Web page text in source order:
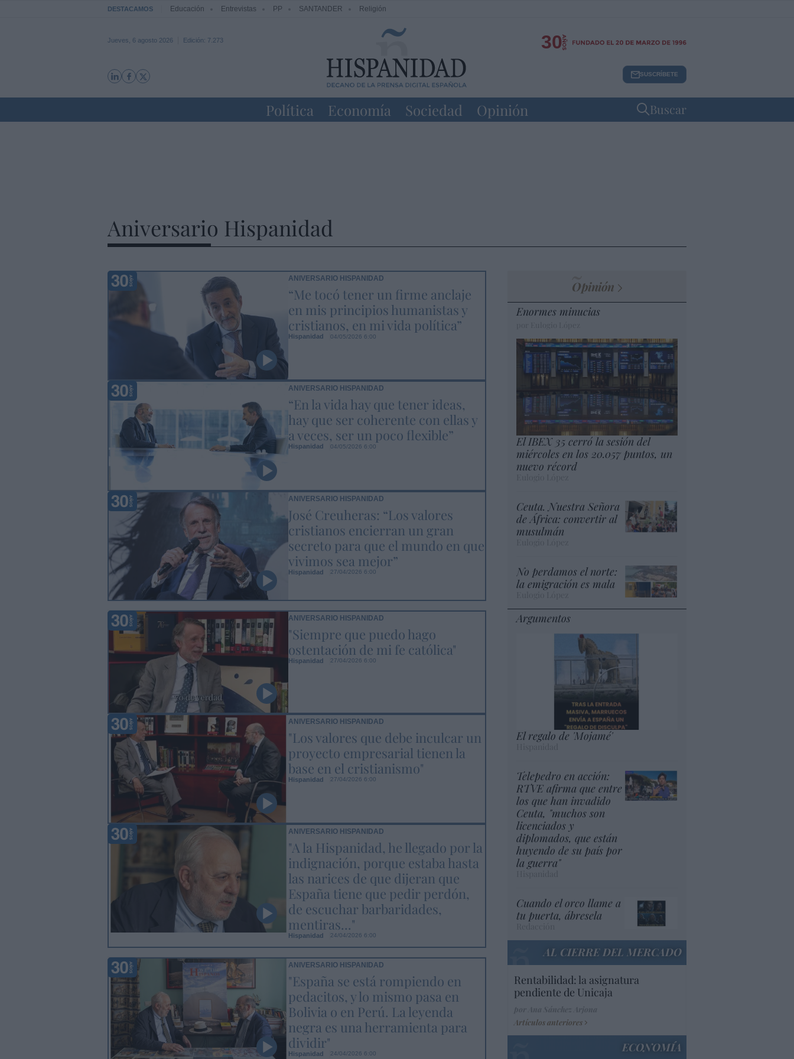
DESTACAMOS Educación Entrevistas PP SANTANDER Religión
Jueves, 6 agosto 2026 Edición: 7.273 30
Política Economía Sociedad Opinión Buscar
SUSCRÍBETE
Aniversario Hispanidad
“Me tocó tener un firme anclaje
en mis principios humanistas y
cristianos, en mi vida política”
ANIVERSARIO HISPANIDAD
Hispanidad 04/05/2026 6:00
“En la vida hay que tener ideas,
hay que ser coherente con ellas y
a veces, ser un poco flexible”
ANIVERSARIO HISPANIDAD
Hispanidad 04/05/2026 6:00
José Creuheras: “Los valores
cristianos encierran un gran
secreto para que el mundo en que
vivimos sea mejor”
ANIVERSARIO HISPANIDAD
Hispanidad 27/04/2026 6:00
"Siempre que puedo hago
ostentación de mi fe católica"
ANIVERSARIO HISPANIDAD
Hispanidad 27/04/2026 6:00
"Los valores que debe inculcar un
proyecto empresarial tienen la
base en el cristianismo"
ANIVERSARIO HISPANIDAD
Hispanidad 27/04/2026 6:00
"A la Hispanidad, he llegado por la
indignación, porque estaba hasta
las narices de que dijeran que
España tiene que pedir perdón,
de escuchar barbaridades,
mentiras..."
ANIVERSARIO HISPANIDAD
Hispanidad 24/04/2026 6:00
"España se está rompiendo en
pedacitos, y lo mismo pasa en
Bolivia o en Perú. La leyenda
negra es una herramienta para
dividir"
ANIVERSARIO HISPANIDAD
Hispanidad 24/04/2026 6:00
Opinión
Enormes minucias
El IBEX 35 cerró la sesión del
miércoles en los 20.057 puntos, un
nuevo récord
Ceuta. Nuestra Señora
de África: convertir al
musulmán
No perdamos el norte:
la emigración es mala
Argumentos
El regalo de 'Mojamé'
Telepedro en acción:
RTVE afirma que entre
los que han invadido
Ceuta, "muchos son
licenciados y
diplomados, que están
huyendo de su país por
la guerra"
Cuando el orco llame a
tu puerta, ábresela
AL CIERRE DEL MERCADO
Rentabilidad: la asignatura
pendiente de Unicaja
Artículos anteriores
ECONOMÍA